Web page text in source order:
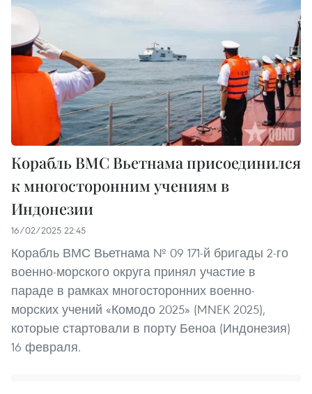
Корабль ВМС Вьетнама присоединился
к многосторонним учениям в
Индонезии
16/02/2025 22:45
Корабль ВМС Вьетнама № 09 171-й бригады 2-го
военно-морского округа принял участие в
параде в рамках многосторонних военно-
морских учений «Комодо 2025» (MNEK 2025),
которые стартовали в порту Беноа (Индонезия)
16 февраля.